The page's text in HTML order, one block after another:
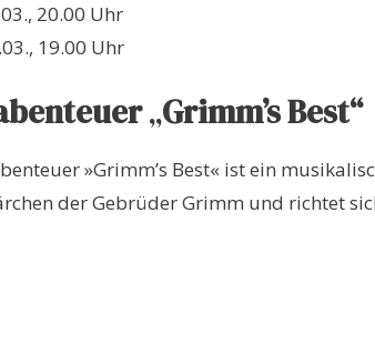
20.00 Uhr
19.00 Uhr
„Grimm’s Best“
»Grimm’s Best« ist ein
der Gebrüder Grimm und richtet